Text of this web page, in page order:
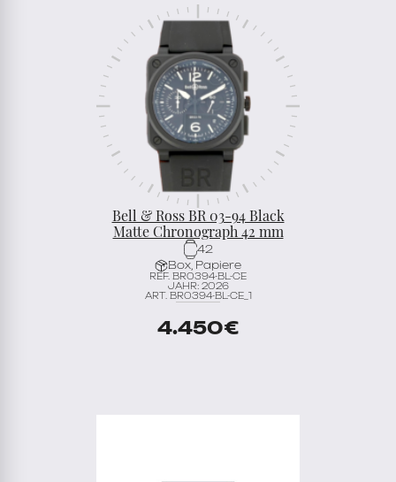
Bell & Ross BR 03-94 Black
Matte Chronograph 42 mm
42
Box, Papiere
REF. BR0394-BL-CE
JAHR: 2026
ART. BR0394-BL-CE_1
4.450€